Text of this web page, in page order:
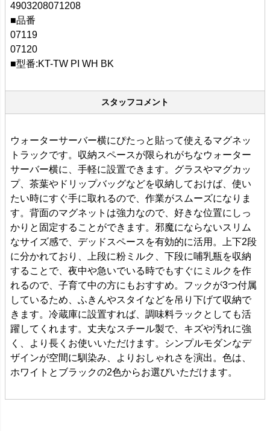
4903208071208
■品番
07119
07120
■型番:KT-TW PI WH BK
スタッフコメント
ウォーターサーバー横にぴたっと貼って使えるマグネッ
トラックです。収納スペースが限られがちなウォーター
サーバー横に、手軽に設置できます。グラスやマグカッ
プ、茶葉やドリップバッグなどを収納しておけば、使い
たい時にすぐ手に取れるので、作業がスムーズになりま
す。背面のマグネットは強力なので、好きな位置にしっ
かりと固定することができます。邪魔にならないスリム
なサイズ感で、デッドスペースを有効的に活用。上下2段
に分かれており、上段に粉ミルク、下段に哺乳瓶を収納
することで、夜中や急いでいる時でもすぐにミルクを作
れるので、子育て中の方にもおすすめ。フックが3つ付属
しているため、ふきんやスタイなどを吊り下げて収納で
きます。冷蔵庫に設置すれば、調味料ラックとしても活
躍してくれます。丈夫なスチール製で、キズや汚れに強
く、より長くお使いいただけます。シンプルモダンなデ
ザインが空間に馴染み、よりおしゃれさを演出。色は、
ホワイトとブラックの2色からお選びいただけます。